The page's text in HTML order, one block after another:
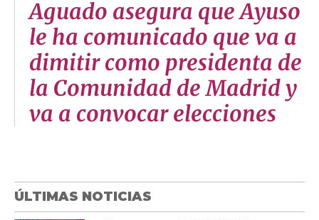
Aguado asegura que Ayuso
le ha comunicado que va a
dimitir como presidenta de
la Comunidad de Madrid y
va a convocar elecciones
ÚLTIMAS NOTICIAS